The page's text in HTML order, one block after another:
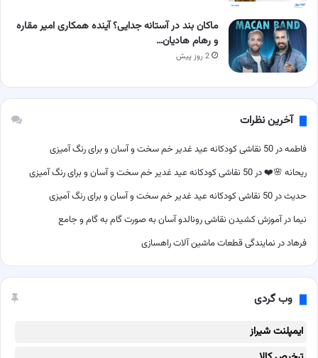
ماکان بند در آستانه جدایی؟ آینده همکاری امیر مقاره
و رهام هادیان…
2 روز پیش
آخرین نظرات
فاطمهدر50 نقاشی کودکانه عید غدیر خم سخت و آسان و برای رنگ آمیزی
ریحانه 🌸❤️در50 نقاشی کودکانه عید غدیر خم سخت و آسان و برای رنگ آمیزی
حدیثدر50 نقاشی کودکانه عید غدیر خم سخت و آسان و برای رنگ آمیزی
نیما درآموزش کشیدن نقاشی رونالدو آسان به صورت گام به گام و جامع
فرهاددر نمایندگی قطعات ماشین آلات راهسازی
وب گردی
ایمپلنت شیراز